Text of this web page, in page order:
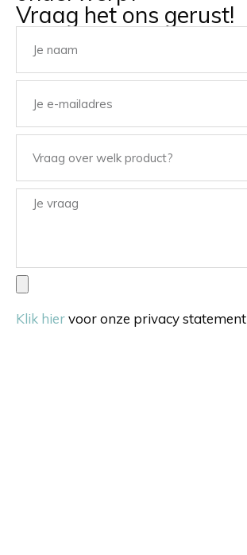
Vraag het ons gerust!
Klik hiervoor onze privacy statement